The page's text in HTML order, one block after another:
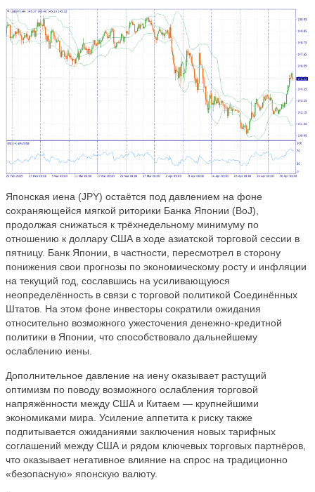
Японская иена (JPY) остаётся под давлением на фоне
сохраняющейся мягкой риторики Банка Японии (BoJ),
продолжая снижаться к трёхнедельному минимуму по
отношению к доллару США в ходе азиатской торговой сессии в
пятницу. Банк Японии, в частности, пересмотрел в сторону
понижения свои прогнозы по экономическому росту и инфляции
на текущий год, сославшись на усиливающуюся
неопределённость в связи с торговой политикой Соединённых
Штатов. На этом фоне инвесторы сократили ожидания
относительно возможного ужесточения денежно-кредитной
политики в Японии, что способствовало дальнейшему
ослаблению иены.
Дополнительное давление на иену оказывает растущий
оптимизм по поводу возможного ослабления торговой
напряжённости между США и Китаем — крупнейшими
экономиками мира. Усиление аппетита к риску также
подпитывается ожиданиями заключения новых тарифных
соглашений между США и рядом ключевых торговых партнёров,
что оказывает негативное влияние на спрос на традиционно
«безопасную» японскую валюту.